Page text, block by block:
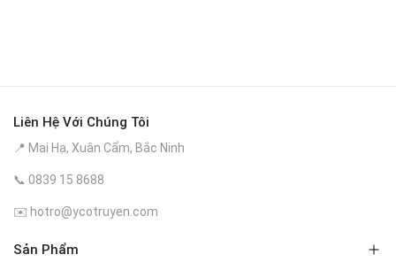
Liên Hệ Với Chúng Tôi
📍 Mai Hạ, Xuân Cẩm, Bắc Ninh
📞 0839 15 8688
✉️ hotro@ycotruyen.com
Sản Phẩm